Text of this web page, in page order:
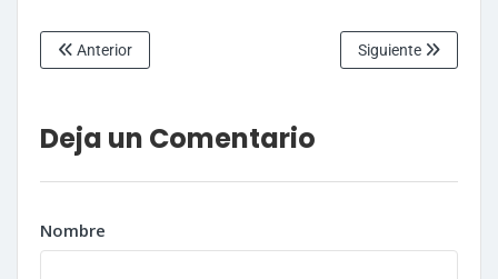
Anterior Siguiente
Deja un Comentario
Nombre